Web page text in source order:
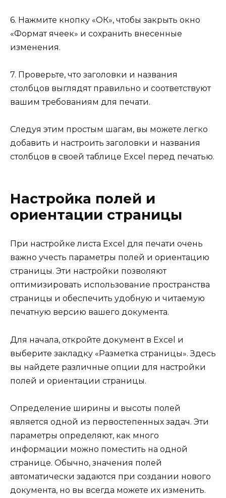
6. Нажмите кнопку «ОК», чтобы закрыть окно
«Формат ячеек» и сохранить внесенные
изменения.
7. Проверьте, что заголовки и названия
столбцов выглядят правильно и соответствуют
вашим требованиям для печати.
Следуя этим простым шагам, вы можете легко
добавить и настроить заголовки и названия
столбцов в своей таблице Excel перед печатью.
Настройка полей и
ориентации страницы
При настройке листа Excel для печати очень
важно учесть параметры полей и ориентацию
страницы. Эти настройки позволяют
оптимизировать использование пространства
страницы и обеспечить удобную и читаемую
печатную версию вашего документа.
Для начала, откройте документ в Excel и
выберите закладку «Разметка страницы». Здесь
вы найдете различные опции для настройки
полей и ориентации страницы.
Определение ширины и высоты полей
является одной из первостепенных задач. Эти
параметры определяют, как много
информации можно поместить на одной
странице. Обычно, значения полей
автоматически задаются при создании нового
документа, но вы всегда можете их изменить.